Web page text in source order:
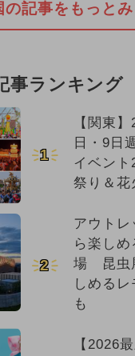
プ 春休み
の記事をもっとみ
事ランキング
1
【関東
日・9日
イベント
祭り＆花
2
アウトレ
ら楽し
場 昆虫
しめるレ
も
【2026